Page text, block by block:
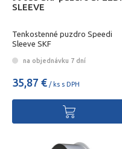
SLEEVE
Tenkostenné puzdro Speedi
Sleeve SKF
na objednávku 7 dní
35,87 € / ks s DPH